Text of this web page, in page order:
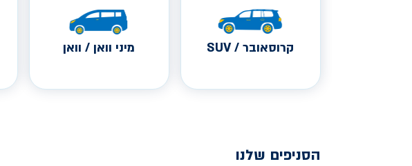
קרוסאובר / SUV מיני וואן / וואן
הסניפים שלנו